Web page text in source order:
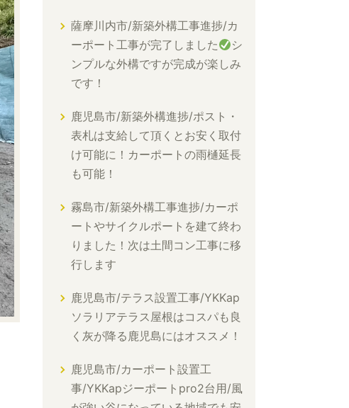
薩摩川内市/新築外構工事進捗/カ
ーポート工事が完了しました
シ
ンプルな外構ですが完成が楽しみ
です！
鹿児島市/新築外構進捗/ポスト・
表札は支給して頂くとお安く取付
け可能に！カーポートの雨樋延長
も可能！
霧島市/新築外構工事進捗/カーポ
ートやサイクルポートを建て終わ
りました！次は土間コン工事に移
行します
鹿児島市/テラス設置工事/YKKap
ソラリアテラス屋根はコスパも良
く灰が降る鹿児島にはオススメ！
鹿児島市/カーポート設置工
事/YKKapジーポートpro2台用/風